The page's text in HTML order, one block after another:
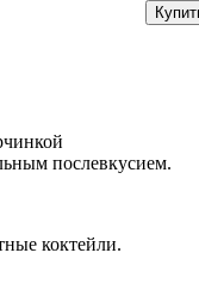
послевкусием.
коктейли.